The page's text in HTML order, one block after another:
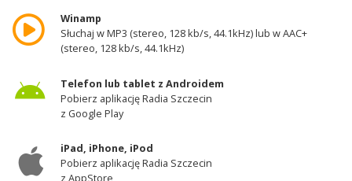
Winamp
Słuchaj w MP3 (stereo, 128 kb/s, 44.1kHz) lub w AAC+
(stereo, 128 kb/s, 44.1kHz)
Telefon lub tablet z Androidem
Pobierz aplikację Radia Szczecin
z Google Play
iPad, iPhone, iPod
Pobierz aplikację Radia Szczecin
z AppStore